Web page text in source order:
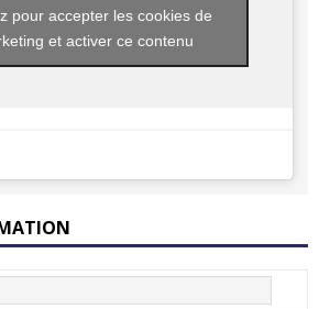
pour accepter les cookies de
et activer ce contenu